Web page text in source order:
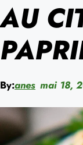
AU
By:anes mai 18,